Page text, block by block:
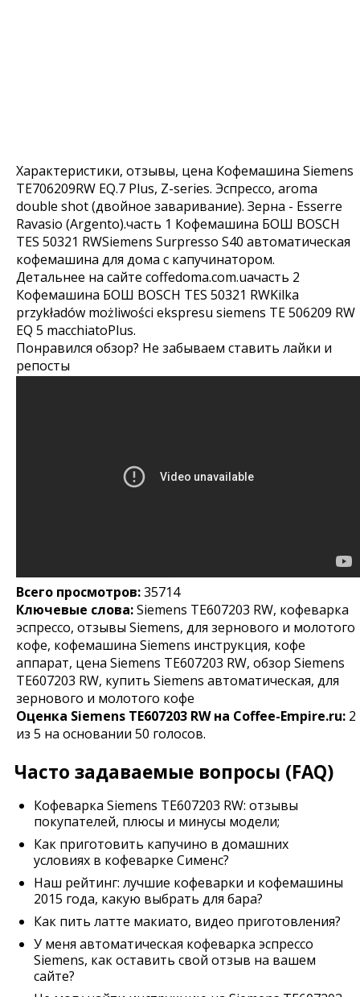
Характеристики, отзывы, цена Кофемашина Siemens
TE706209RW EQ.7 Plus, Z-series. Эспрессо, aroma
double shot (двойное заваривание). Зерна - Esserre
Ravasio (Argento).часть 1 Кофемашина БОШ BOSCH
TES 50321 RWSiemens Surpresso S40 автоматическая
кофемашина для дома с капучинатором.
Детальнее на сайте coffedoma.com.uaчасть 2
Кофемашина БОШ BOSCH TES 50321 RWKilka
przykładów możliwości ekspresu siemens TE 506209 RW
EQ 5 macchiatoPlus.
Понравился обзор? Не забываем ставить лайки и
репосты
Всего просмотров:35714
Ключевые слова:Siemens TE607203 RW, кофеварка
эспрессо, отзывы Siemens, для зернового и молотого
кофе, кофемашина Siemens инструкция, кофе
аппарат, цена Siemens TE607203 RW, обзор Siemens
TE607203 RW, купить Siemens автоматическая, для
зернового и молотого кофе
Оценка Siemens TE607203 RWна Coffee-Empire.ru: 2
из 5 на основании 50 голосов.
Часто задаваемые вопросы (FAQ)
Кофеварка Siemens TE607203 RW: отзывы
покупателей, плюсы и минусы модели;
Как приготовить капучино в домашних
условиях в кофеварке Сименс?
Наш рейтинг: лучшие кофеварки и кофемашины
2015 года, какую выбрать для бара?
Как пить латте макиато, видео приготовления?
У меня автоматическая кофеварка эспрессо
Siemens, как оставить свой отзыв на вашем
сайте?